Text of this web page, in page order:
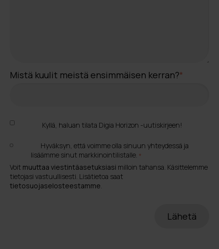
Mistä kuulit meistä ensimmäisen kerran?*
Kyllä, haluan tilata Digia Horizon -uutiskirjeen!
Hyväksyn, että voimme olla sinuun yhteydessä ja
lisäämme sinut markkinointilistalle. *
Voit muuttaa viestintäasetuksiasi milloin tahansa. Käsittelemme
tietojasi vastuullisesti. Lisätietoa saat
tietosuojaselosteestamme.